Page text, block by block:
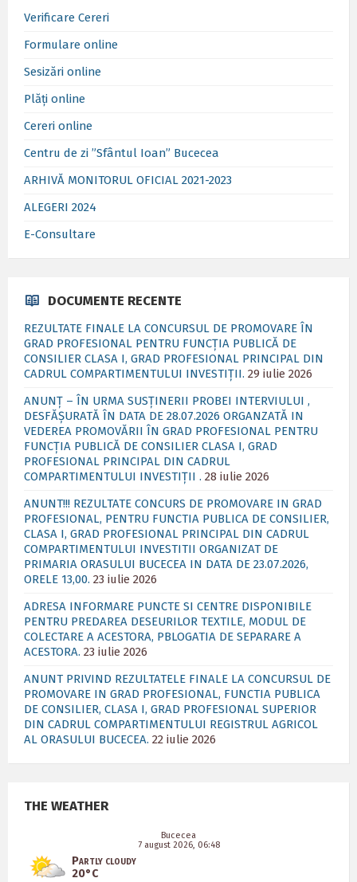
Verificare Cereri
Formulare online
Sesizări online
Plăți online
Cereri online
Centru de zi ”Sfântul Ioan” Bucecea
ARHIVĂ MONITORUL OFICIAL 2021-2023
ALEGERI 2024
E-Consultare
DOCUMENTE RECENTE
REZULTATE FINALE LA CONCURSUL DE PROMOVARE ÎN
GRAD PROFESIONAL PENTRU FUNCȚIA PUBLICĂ DE
CONSILIER CLASA I, GRAD PROFESIONAL PRINCIPAL DIN
CADRUL COMPARTIMENTULUI INVESTIȚII. 29 iulie 2026
ANUNȚ – ÎN URMA SUSȚINERII PROBEI INTERVIULUI ,
DESFĂȘURATĂ ÎN DATA DE 28.07.2026 ORGANZATĂ IN
VEDEREA PROMOVĂRII ÎN GRAD PROFESIONAL PENTRU
FUNCȚIA PUBLICĂ DE CONSILIER CLASA I, GRAD
PROFESIONAL PRINCIPAL DIN CADRUL
COMPARTIMENTULUI INVESTIȚII . 28 iulie 2026
ANUNT!!! REZULTATE CONCURS DE PROMOVARE IN GRAD
PROFESIONAL, PENTRU FUNCTIA PUBLICA DE CONSILIER,
CLASA I, GRAD PROFESIONAL PRINCIPAL DIN CADRUL
COMPARTIMENTULUI INVESTITII ORGANIZAT DE
PRIMARIA ORASULUI BUCECEA IN DATA DE 23.07.2026,
ORELE 13,00. 23 iulie 2026
ADRESA INFORMARE PUNCTE SI CENTRE DISPONIBILE
PENTRU PREDAREA DESEURILOR TEXTILE, MODUL DE
COLECTARE A ACESTORA, PBLOGATIA DE SEPARARE A
ACESTORA. 23 iulie 2026
ANUNT PRIVIND REZULTATELE FINALE LA CONCURSUL DE
PROMOVARE IN GRAD PROFESIONAL, FUNCTIA PUBLICA
DE CONSILIER, CLASA I, GRAD PROFESIONAL SUPERIOR
DIN CADRUL COMPARTIMENTULUI REGISTRUL AGRICOL
AL ORASULUI BUCECEA. 22 iulie 2026
THE WEATHER
Bucecea
7 august 2026, 06:48
Partly cloudy
20°C